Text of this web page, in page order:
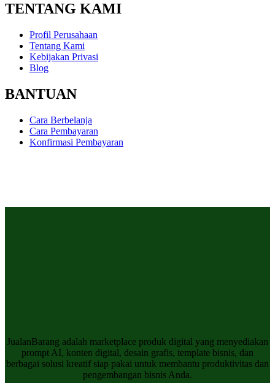
TENTANG KAMI
Profil Perusahaan
Tentang Kami
Kebijakan Privasi
Blog
BANTUAN
Cara Berbelanja
Cara Pembayaran
Konfirmasi Pembayaran
JualanBarang adalah marketplace produk digital yang menyediakan
prompt AI, konten digital, desain grafis, template bisnis, dan
berbagai solusi kreatif siap pakai untuk membantu produktivitas dan
pengembangan bisnis Anda.